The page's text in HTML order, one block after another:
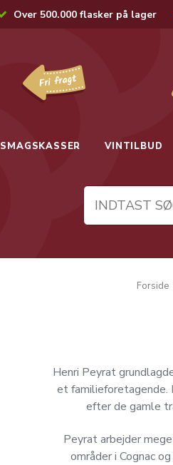
Over 500.000 flasker på lager
SMAGSKASSER VINTILBUD
Forside
Henri Peyrat
et familieforetagende.
efter de gamle
Peyrat arbejder
områder i Cognac